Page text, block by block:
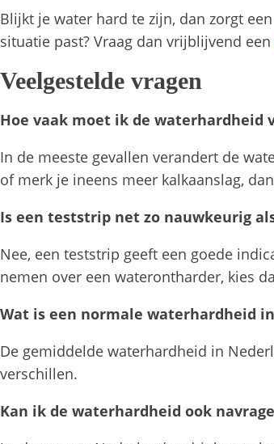
Blijkt je water hard te zijn, dan zorgt
situatie past? Vraag dan vrijblijvend een
Veelgestelde vragen
Hoe vaak moet ik de waterhardheid
In de meeste gevallen verandert de
of merk je ineens meer kalkaanslag,
Is een teststrip net zo nauwkeurig
Nee, een teststrip geeft een goede
nemen over een waterontharder, kies
Wat is een normale waterhardheid
De gemiddelde waterhardheid in
verschillen.
Kan ik de waterhardheid ook